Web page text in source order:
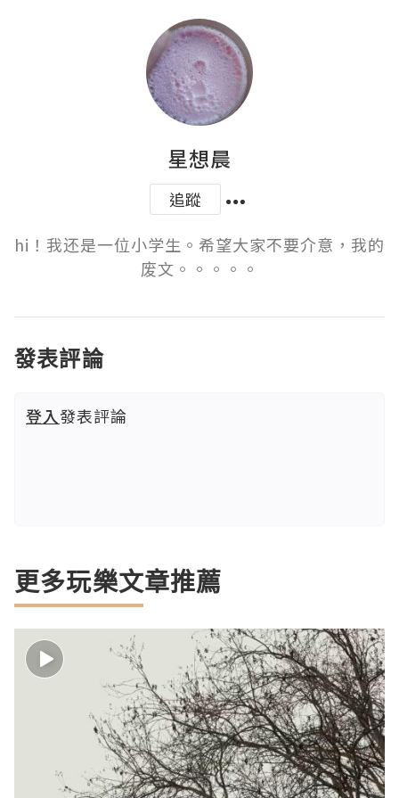
星想晨
追蹤
hi！我还是一位小学生。希望大家不要介意，我的
废文。。。。。
發表評論
登入發表評論
更多玩樂文章推薦